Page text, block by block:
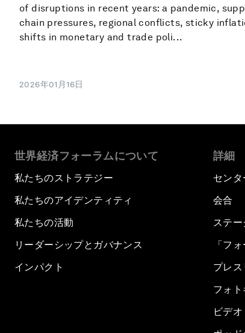
of disruptions in recent years: a pandemic,
chain pressures, regional conflicts, sticky
shifts in monetary and trade poli...
2026年01月16日
世界経済フォーラムについて
私たちのストラテジー
私たちのアイデンティティ
私たちの活動
リーダーシップとガバナンス
インパクト
詳細
センタ
会合
ステ
「フ
プレス
フォ
ビデオ